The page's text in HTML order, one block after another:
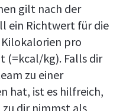
gilt nach der
ein Richtwert für die
pro
(=kcal/kg). Falls dir
zu einer
hat, ist es hilfreich,
dir nimmst als